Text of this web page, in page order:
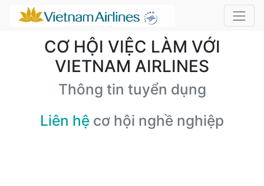
CƠ HỘI VIỆC LÀM VỚI
VIETNAM AIRLINES
Thông tin tuyển dụng
Liên hệ cơ hội nghề nghiệp